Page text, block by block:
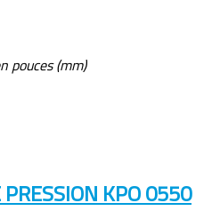
pouces (mm)
KPO 0550